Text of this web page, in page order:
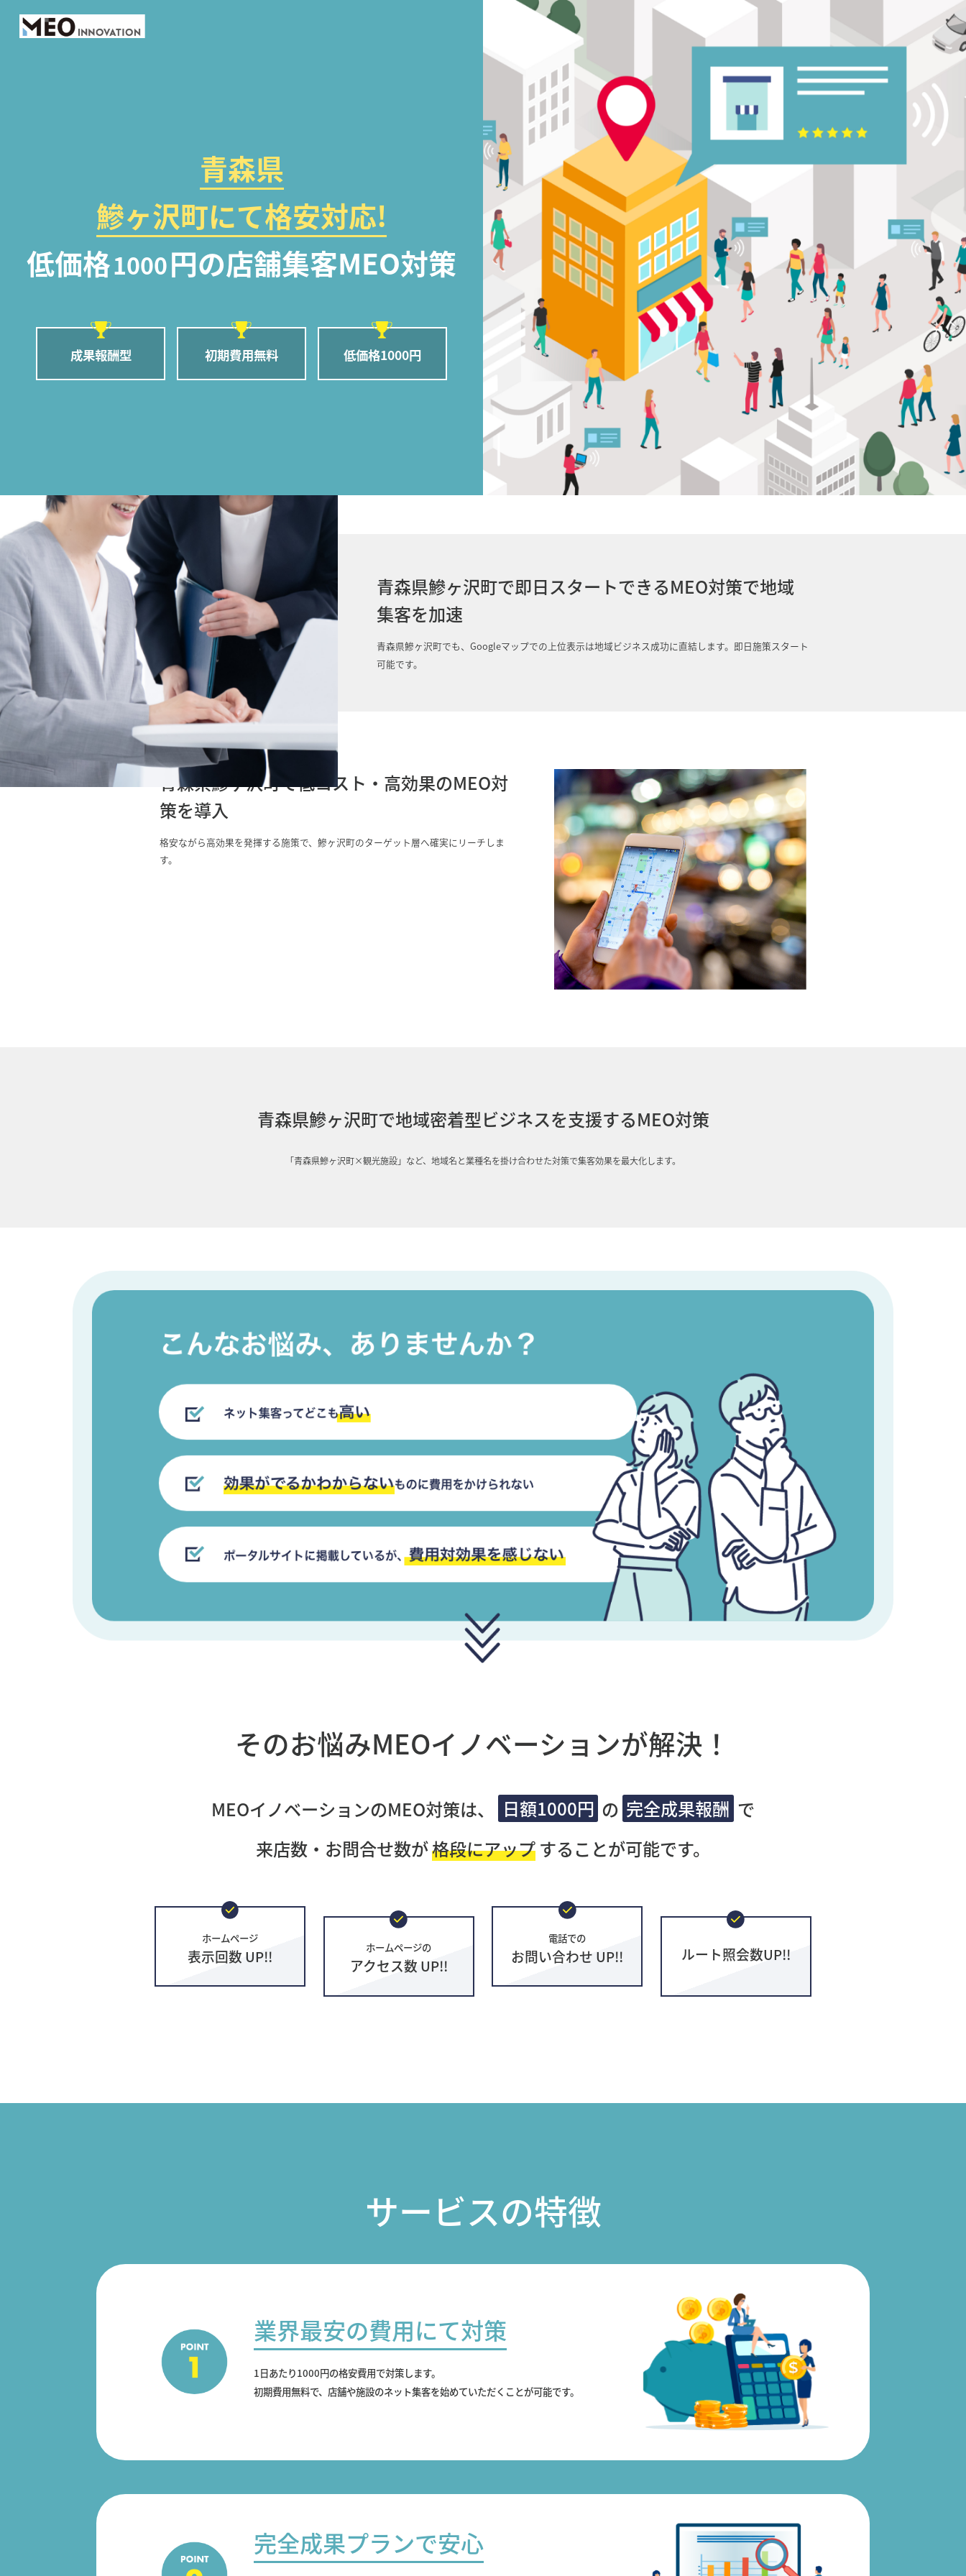
青森県
鰺ヶ沢町にて格安対応!
低価格1000円の店舗集客MEO対策
成果報酬型 初期費用無料 低価格1000円
青森県鰺ヶ沢町で即日スタートできるMEO対策で地域
集客を加速
青森県鰺ヶ沢町でも、Googleマップでの上位表示は地域ビジネス成功に直結します。即日施策スタート
可能です。
青森県鰺ヶ沢町で低コスト・高効果のMEO対
策を導入
格安ながら高効果を発揮する施策で、鰺ヶ沢町のターゲット層へ確実にリーチしま
す。
青森県鰺ヶ沢町で地域密着型ビジネスを支援するMEO対策
「青森県鰺ヶ沢町×観光施設」など、地域名と業種名を掛け合わせた対策で集客効果を最大化します。
そのお悩みMEOイノベーションが解決！
MEOイノベーションのMEO対策は、 日額1000円 の 完全成果報酬 で
来店数・お問合せ数が格段にアップすることが可能です。
ホームページ
表示回数 UP!! ホームページの
アクセス数 UP!!
電話での
お問い合わせ UP!! ルート照会数UP!!
サービスの特徴
業界最安の費用にて対策
1日あたり1000円の格安費用で対策します。
初期費用無料で、店舗や施設のネット集客を始めていただくことが可能です。
完全成果プランで安心